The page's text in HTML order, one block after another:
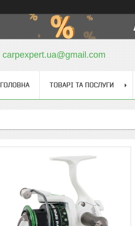
carpexpert.ua@gmail.com
ГОЛОВНА ТОВАРІ ТА ПОСЛУГИ